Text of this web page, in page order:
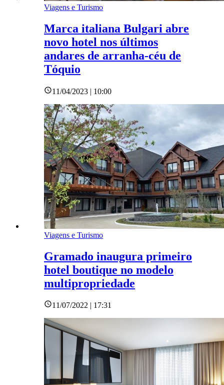
Viagens e Turismo
Marca italiana Bulgari abre
novo hotel nos últimos
andares de arranha-céu de
Tóquio
11/04/2023 | 10:00
Viagens e Turismo
Gramado inaugura primeiro
hotel boutique no modelo
multipropriedade
11/07/2022 | 17:31